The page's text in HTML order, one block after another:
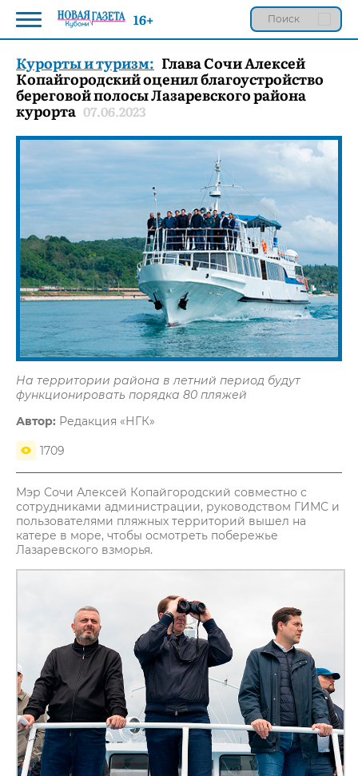
Курорты и туризм: Глава Сочи Алексей
Копайгородский оценил благоустройство
береговой полосы Лазаревского района
курорта 07.06.2023
На территории района в летний период будут
функционировать порядка 80 пляжей
Автор: Редакция «НГК»
1709
Мэр Сочи Алексей Копайгородский совместно с
сотрудниками администрации, руководством ГИМС и
пользователями пляжных территорий вышел на
катере в море, чтобы осмотреть побережье
Лазаревского взморья.
16+